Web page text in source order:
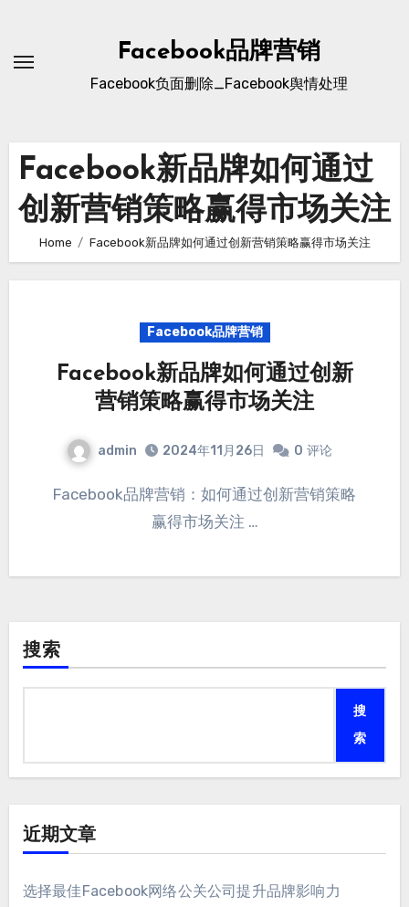
content
Facebook品牌营销
Facebook负面删除_Facebook舆情处理
Facebook新品牌如何通过
创新营销策略赢得市场关注
Home Facebook新品牌如何通过创新营销策略赢得市场关注
Facebook品牌营销
Facebook新品牌如何通过创新
营销策略赢得市场关注
admin 2024年11月26日 0 评论
Facebook品牌营销：如何通过创新营销策略
赢得市场关注 …
搜索
搜
索
近期文章
选择最佳Facebook网络公关公司提升品牌影响力